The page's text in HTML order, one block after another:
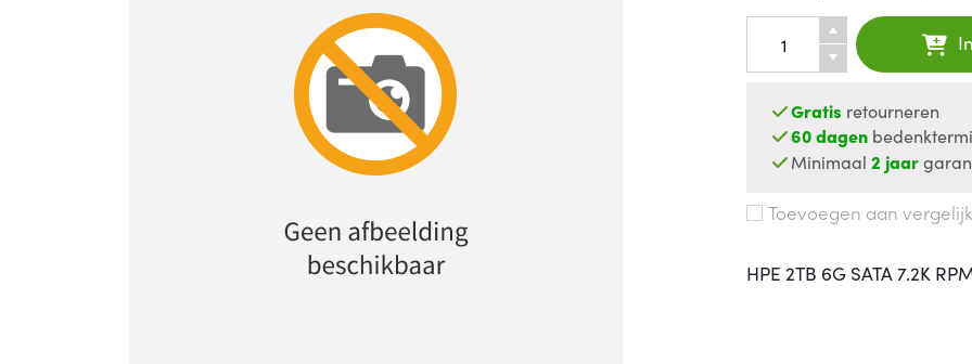
Gratis retourneren
60 dagen
Minimaal2 jaar
Toevoegen aan
HPE 2TB 6G SATA 7.2K